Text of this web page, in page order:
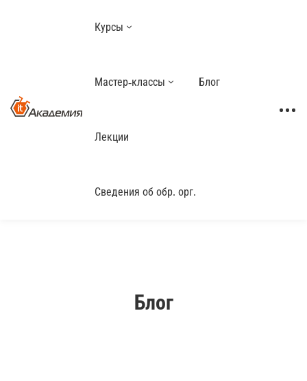
Курсы
Мастер-классы Блог
Лекции
Сведения об обр. орг.
Блог